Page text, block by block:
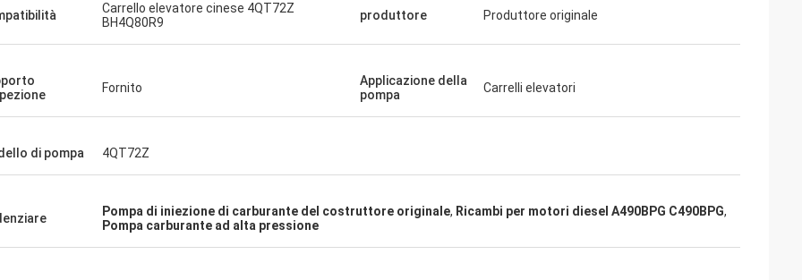
Carrello elevatore cinese 4QT72Z
BH4Q80R9
produttore Produttore originale
Fornito
Applicazione della
pompa
Carrelli elevatori
di pompa 4QT72Z
Pompa di iniezione di carburante del costruttore originale, Ricambi per motori diesel A490BPG C490BPG,
Pompa carburante ad alta pressione